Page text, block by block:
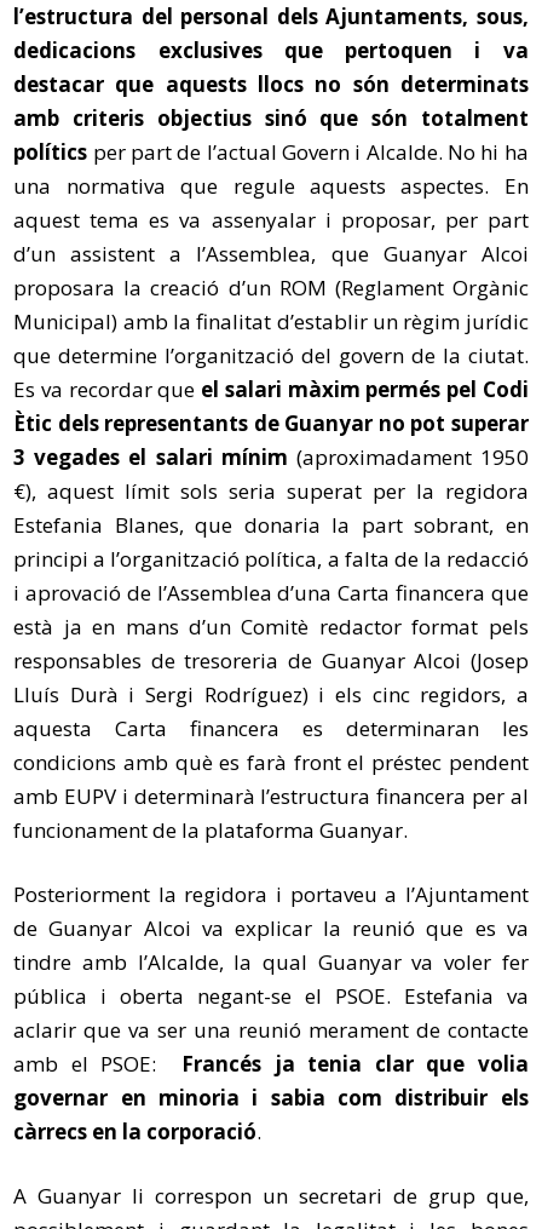
l’estructura del personal dels Ajuntaments, sous,
dedicacions exclusives que pertoquen i va
destacar que aquests llocs no són determinats
amb criteris objectius sinó que són totalment
polítics per part de l’actual Govern i Alcalde. No hi ha
una normativa que regule aquests aspectes. En
aquest tema es va assenyalar i proposar, per part
d’un assistent a l’Assemblea, que Guanyar Alcoi
proposara la creació d’un ROM (Reglament Orgànic
Municipal) amb la finalitat d’establir un règim jurídic
que determine l’organització del govern de la ciutat.
Es va recordar que el salari màxim permés pel Codi
Ètic dels representants de Guanyar no pot superar
3 vegades el salari mínim (aproximadament 1950
€), aquest límit sols seria superat per la regidora
Estefania Blanes, que donaria la part sobrant, en
principi a l’organització política, a falta de la redacció
i aprovació de l’Assemblea d’una Carta financera que
està ja en mans d’unComitè redactor format pels
responsables de tresoreria de Guanyar Alcoi (Josep
Lluís Durà i Sergi Rodríguez) i els cinc regidors, a
aquesta Carta financera es determinaran les
condicions amb què es farà front el préstec pendent
amb EUPV i determinarà l’estructura financera per al
funcionament de la plataforma Guanyar.
Posteriorment la regidora i portaveu a l’Ajuntament
de Guanyar Alcoi va explicar la reunió que es va
tindre amb l’Alcalde, la qual Guanyar va voler fer
pública i oberta negant-se el PSOE. Estefania va
aclarir que va ser una reunió merament de contacte
amb el PSOE:
Francés ja tenia clar que volia
governar en minoria i sabia com distribuir els
càrrecs en la corporació.
A Guanyar li correspon un secretari de grup que,